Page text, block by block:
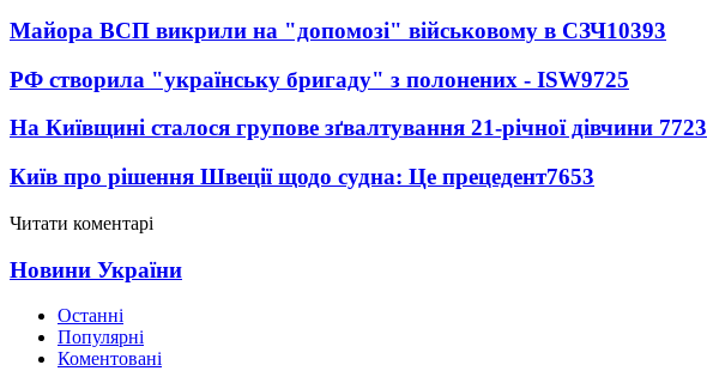
Майора ВСП викрили на "допомозі" військовому в СЗЧ10393
РФ створила "українську бригаду" з полонених - ISW9725
На Київщині сталося групове зґвалтування 21-річної дівчини 7723
Київ про рішення Швеції щодо судна: Це прецедент7653
Читати коментарі
Новини України
Останні
Популярні
Коментовані